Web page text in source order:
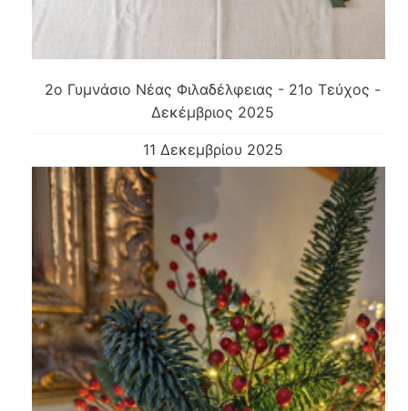
2o Γυμνάσιο Νέας Φιλαδέλφειας - 21ο Τεύχος -
Δεκέμβριος 2025
11 Δεκεμβρίου 2025